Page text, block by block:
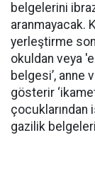
belgelerini
aranmayacak.
yerleştirme
okuldan veya
belgesi’, anne
gösterir
çocuklarından
gazilik